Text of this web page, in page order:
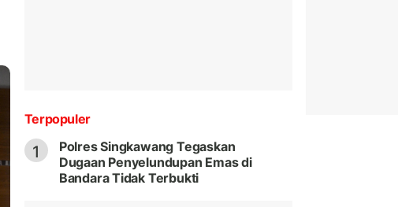
Terpopuler
1
Polres Singkawang Tegaskan
Dugaan Penyelundupan Emas di
Bandara Tidak Terbukti